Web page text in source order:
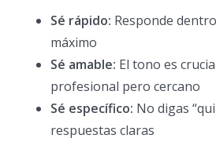
Sé rápido: Responde
máximo
Sé amable: El tono es
profesional pero cercano
Sé específico: No digas
respuestas claras